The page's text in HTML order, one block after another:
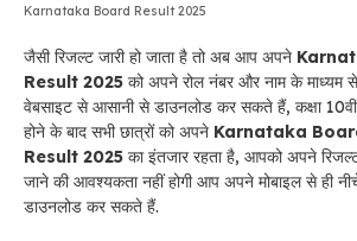
Karnataka Board Result 2025
जैसी रिजल्ट जारी हो जाता है तो अब आप अपने
Result 2025 को अपने रोल नंबर और नाम के माध्यम
वेबसाइट से आसानी से डाउनलोड कर सकते हैं, कक्षा 10वीं में
होने के बाद सभी छात्रों को अपने Karnataka
Result 2025 का इंतजार रहता है, आपको अपने
जाने की आवश्यकता नहीं होगी आप अपने मोबाइल से ही
डाउनलोड कर सकते हैं.